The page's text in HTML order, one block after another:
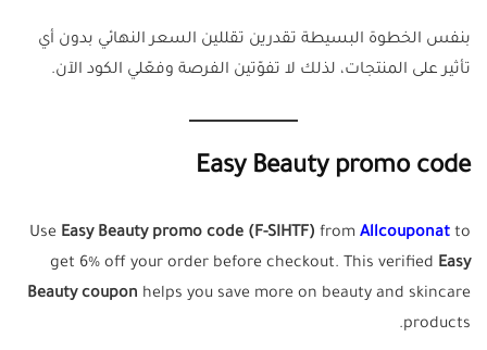
بنفس الخطوة البسيطة تقدرين تقللين السعر النهائي بدون أي
تأثير على المنتجات، لذلك لا تفوّتين الفرصة وفعّلي الكود الآن.
Easy Beauty promo code
Use Easy Beauty promo code (F-SIHTF) from Allcouponat to
get 6% off your order before checkout. This verified Easy
Beauty coupon helps you save more on beauty and skincare
products.